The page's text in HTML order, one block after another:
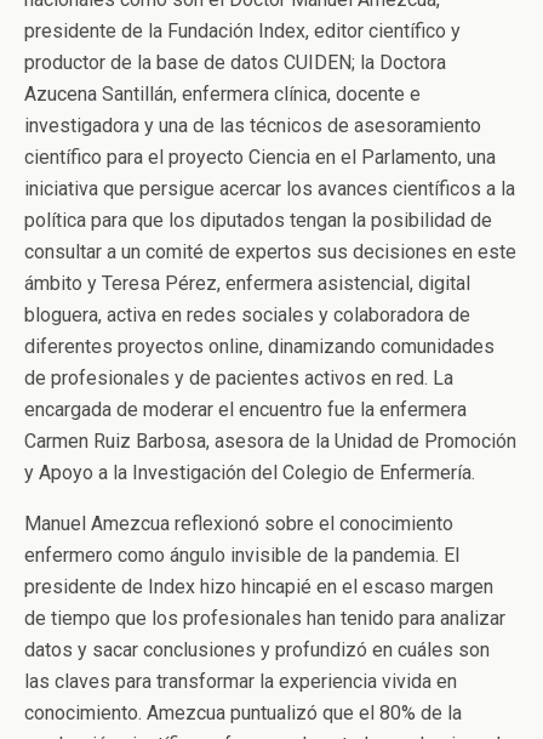
presidente de la Fundación Index, editor científico y
productor de la base de datos CUIDEN; la Doctora
Azucena Santillán, enfermera clínica, docente e
investigadora y una de las técnicos de asesoramiento
científico para el proyecto Ciencia en el Parlamento, una
iniciativa que persigue acercar los avances científicos a la
política para que los diputados tengan la posibilidad de
consultar a un comité de expertos sus decisiones en este
ámbito y Teresa Pérez, enfermera asistencial, digital
bloguera, activa en redes sociales y colaboradora de
diferentes proyectos online, dinamizando comunidades
de profesionales y de pacientes activos en red. La
encargada de moderar el encuentro fue la enfermera
Carmen Ruiz Barbosa, asesora de la Unidad de Promoción
y Apoyo a la Investigación del Colegio de Enfermería.
Manuel Amezcua reflexionó sobre el conocimiento
enfermero como ángulo invisible de la pandemia. El
presidente de Index hizo hincapié en el escaso margen
de tiempo que los profesionales han tenido para analizar
datos y sacar conclusiones y profundizó en cuáles son
las claves para transformar la experiencia vivida en
conocimiento. Amezcua puntualizó que el 80% de la